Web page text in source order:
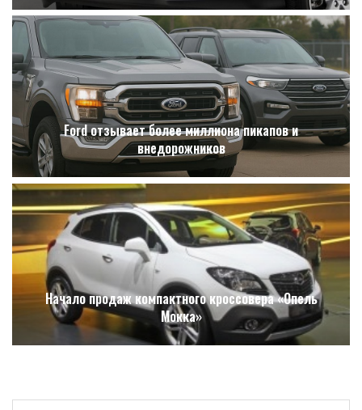
Ford отзывает более миллиона пикапов и
внедорожников
Начало продаж компактного кроссовера «Опель
Мокка»